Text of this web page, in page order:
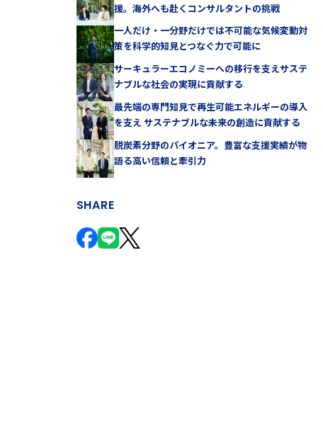
援。海外へも赴くコンサルタントの挑戦
一人だけ・一分野だけでは不可能な気候変動対
策を科学的知見とつなぐ力で可能に
サーキュラーエコノミーへの移行を支えサステ
ナブルな社会の実現に貢献する
最先端の専門知見で再生可能エネルギーの導入
を支え サステナブルな未来の創造に貢献する
脱炭素分野のパイオニア。豊富な支援実績が物
語る高い信頼と牽引力
SHARE